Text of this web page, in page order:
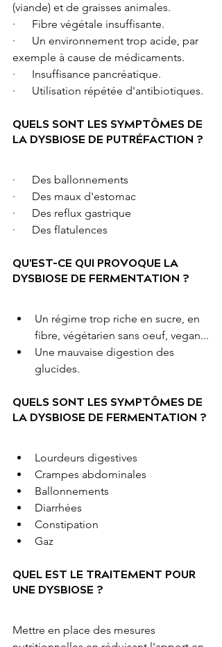
(viande) et de graisses animales.
·      Fibre végétale insuffisante.
·      Un environnement trop acide, par
exemple à cause de médicaments.
·      Insuffisance pancréatique.
·      Utilisation répétée d'antibiotiques.
QUELS SONT LES SYMPTÔMES DE
LA DYSBIOSE DE PUTRÉFACTION ?
·      Des ballonnements
·      Des maux d'estomac
·      Des reflux gastrique
·      Des flatulences
QU'EST-CE QUI PROVOQUE LA
DYSBIOSE DE FERMENTATION ?
Un régime trop riche en sucre, en
fibre, végétarien sans oeuf, vegan...
Une mauvaise digestion des
glucides.
QUELS SONT LES SYMPTÔMES DE
LA DYSBIOSE DE FERMENTATION ?
Lourdeurs digestives
Crampes abdominales
Ballonnements
Diarrhées
Constipation
Gaz
QUEL EST LE TRAITEMENT POUR
UNE DYSBIOSE ?
Mettre en place des mesures